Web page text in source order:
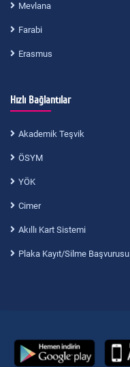
Mevlana
Farabi
Erasmus
Hızlı Bağlantılar
Akademik Teşvik
ÖSYM
YÖK
Cimer
Akıllı Kart Sistemi
Plaka Kayıt/Silme Başvurusu